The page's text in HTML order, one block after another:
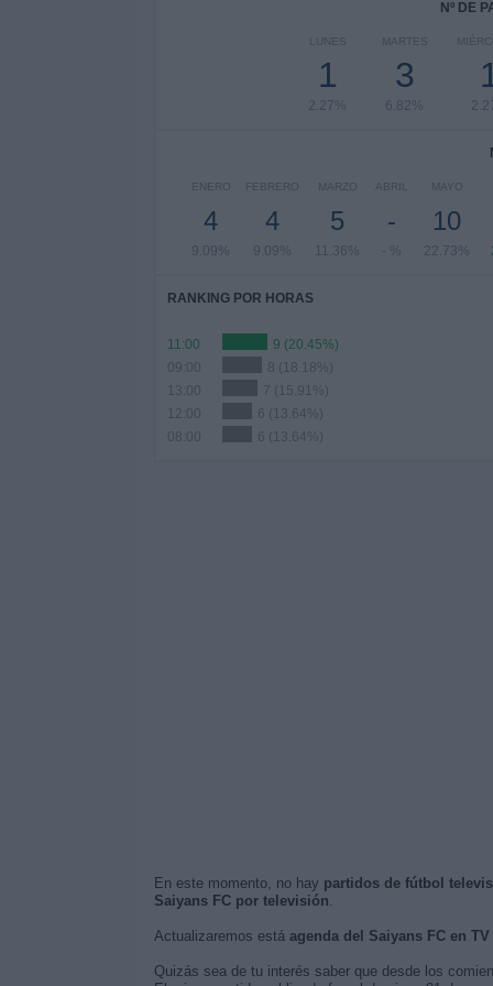
Nº DE
LUNES
1
2.27%
MARTES
3
6.82%
ENERO
4
9.09%
FEBRERO
4
9.09%
MARZO
5
11.36%
ABRIL
-
- %
MAYO
10
22.73%
RANKING POR HORAS
11:00
9 (20.45%)
09:00
8 (18.18%)
13:00
7 (15.91%)
12:00
6 (13.64%)
08:00
6 (13.64%)
En este momento, no hay partidos de fútbol
Saiyans FC por televisión.
Actualizaremos está agenda del Saiyans FC en TV
Quizás sea de tu interés saber que desde los